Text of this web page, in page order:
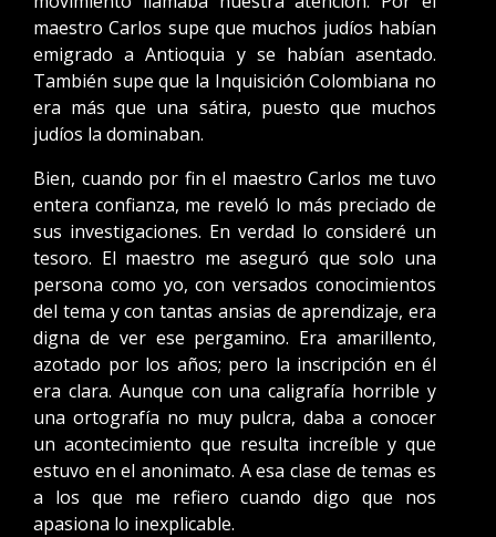
maestro Carlos supe que muchos judíos habían
emigrado a Antioquia y se habían asentado.
También supe que la Inquisición Colombiana no
era más que una sátira, puesto que muchos
judíos la dominaban.
Bien, cuando por fin el maestro Carlos me tuvo
entera confianza, me reveló lo más preciado de
sus investigaciones. En verdad lo consideré un
tesoro. El maestro me aseguró que solo una
persona como yo, con versados conocimientos
del tema y con tantas ansias de aprendizaje, era
digna de ver ese pergamino. Era amarillento,
azotado por los años; pero la inscripción en él
era clara. Aunque con una caligrafía horrible y
una ortografía no muy pulcra, daba a conocer
un acontecimiento que resulta increíble y que
estuvo en el anonimato. A esa clase de temas es
a los que me refiero cuando digo que nos
apasiona lo inexplicable.